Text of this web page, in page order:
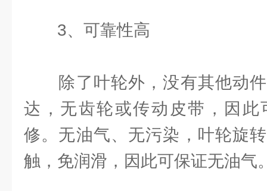
3、可靠性高
除了叶轮外，没有其他动件
达，无齿轮或传动皮带，因此
修。无油气、无污染，叶轮旋
触，免润滑，因此可保证无油气